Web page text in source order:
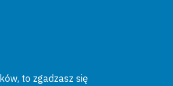
to zgadzasz się